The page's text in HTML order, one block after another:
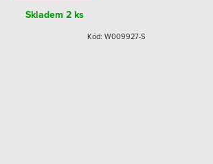
Skladem2 ks
Kód: W009927-S